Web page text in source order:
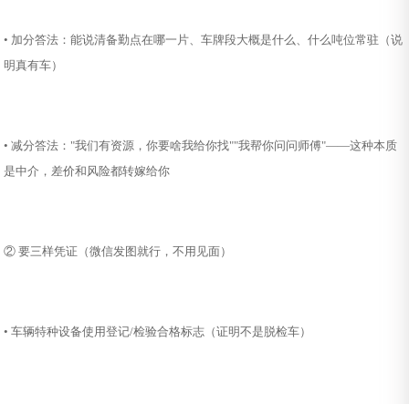
• 加分答法：能说清备勤点在哪一片、车牌段大概是什么、什么吨位常驻（说
明真有车）
• 减分答法："我们有资源，你要啥我给你找""我帮你问问师傅"——这种本质
是中介，差价和风险都转嫁给你
② 要三样凭证（微信发图就行，不用见面）
• 车辆特种设备使用登记/检验合格标志（证明不是脱检车）